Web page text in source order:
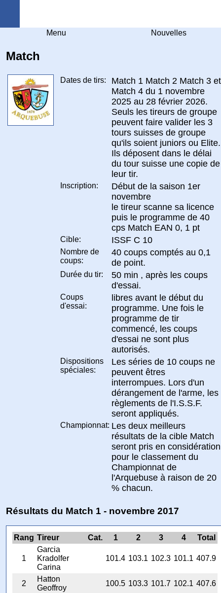
Menu Nouvelles
Match
Dates de tirs:
Match 1 Match 2 Match 3 et
Match 4 du 1 novembre
2025 au 28 février 2026.
Seuls les tireurs de groupe
peuvent faire valider les 3
tours suisses de groupe
qu'ils soient juniors ou Elite.
Ils déposent dans le délai
du tour suisse une copie de
leur tir.
Inscription:
Début de la saison 1er
novembre
le tireur scanne sa licence
puis le programme de 40
cps Match EAN 0, 1 pt
Cible: ISSF C 10
Nombre de
coups:
40 coups comptés au 0,1
de point.
Durée du tir:
50 min , après les coups
d'essai.
Coups
d'essai:
libres avant le début du
programme. Une fois le
programme de tir
commencé, les coups
d'essai ne sont plus
autorisés.
Dispositions
spéciales:
Les séries de 10 coups ne
peuvent êtres
interrompues. Lors d'un
dérangement de l'arme, les
règlements de l'I.S.S.F.
seront appliqués.
Championnat: Les deux meilleurs
résultats de la cible Match
seront pris en considération
pour le classement du
Championnat de
l'Arquebuse à raison de 20
% chacun.
Résultats du Match 1 - novembre 2017
Rang Tireur Cat. 1 2 3 4 Total
1
Garcia
Kradolfer
Carina
101.4 103.1 102.3 101.1 407.9
2
Hatton
Geoffroy
100.5 103.3 101.7 102.1 407.6